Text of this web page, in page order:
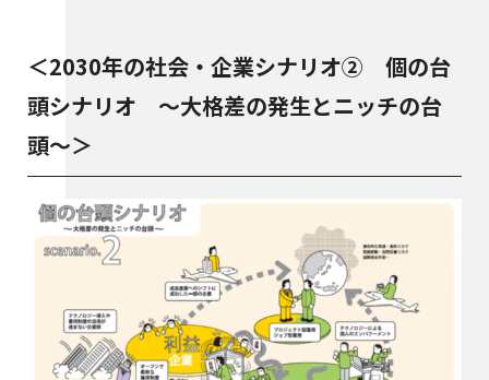
＜2030年の社会・企業シナリオ② 個の台
頭シナリオ ～大格差の発生とニッチの台
頭～＞